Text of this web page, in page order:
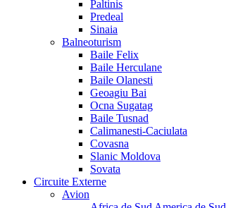
Paltinis
Predeal
Sinaia
Balneoturism
Baile Felix
Baile Herculane
Baile Olanesti
Geoagiu Bai
Ocna Sugatag
Baile Tusnad
Calimanesti-Caciulata
Covasna
Slanic Moldova
Sovata
Circuite Externe
Avion